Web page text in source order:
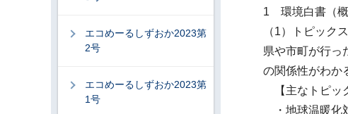
1 環境白書（
（1）トピックス
県や市町が行っ
の関係性がわか
【主なトピッ
・地球温暖化
エコめーるしずおか2023第
2号
エコめーるしずおか2023第
1号